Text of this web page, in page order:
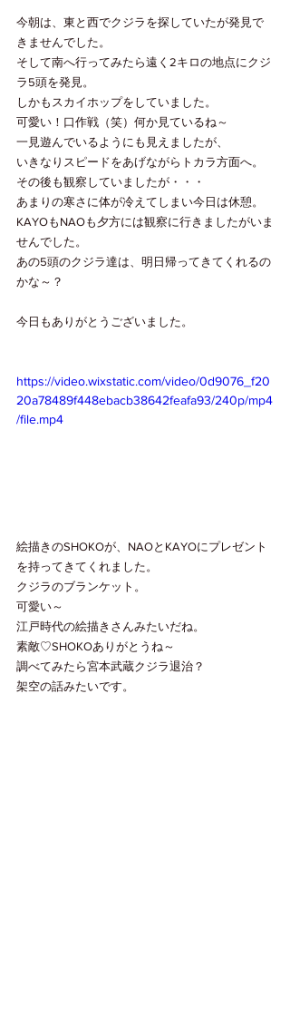
今朝は、東と西でクジラを探していたが発見で
きませんでした。
そして南へ行ってみたら遠く2キロの地点にクジ
ラ5頭を発見。
しかもスカイホップをしていました。
可愛い！口作戦（笑）何か見ているね～
一見遊んでいるようにも見えましたが、
いきなりスピードをあげながらトカラ方面へ。
その後も観察していましたが・・・
あまりの寒さに体が冷えてしまい今日は休憩。
KAYOもNAOも夕方には観察に行きましたがいま
せんでした。
あの5頭のクジラ達は、明日帰ってきてくれるの
かな～？
今日もありがとうございました。
https://video.wixstatic.com/video/0d9076_f20
20a78489f448ebacb38642feafa93/240p/mp4
/file.mp4
絵描きのSHOKOが、NAOとKAYOにプレゼント
を持ってきてくれました。
クジラのブランケット。
可愛い～
江戸時代の絵描きさんみたいだね。
素敵♡SHOKOありがとうね～
調べてみたら宮本武蔵クジラ退治？
架空の話みたいです。